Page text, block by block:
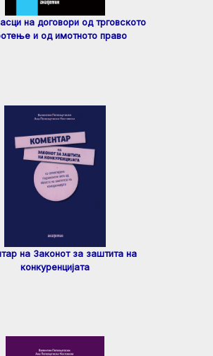
на договори од трговското
и од имотното право
на Законот за заштита на
конкуренцијата